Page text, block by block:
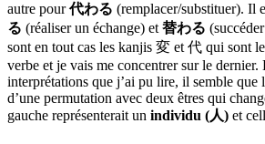
autre pour代わる (remplacer/substituer). Il
る (réaliser un échange) et替わる
sont en tout cas les kanjis 変 et 代 qui sont
verbe et je vais me concentrer sur le dernier.
interprétations que j’ai pu lire, il semble que
d’une permutation avec deux êtres qui
gauche représenterait un individu (人) et